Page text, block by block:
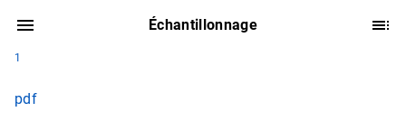
Échantillonnage
1
pdf